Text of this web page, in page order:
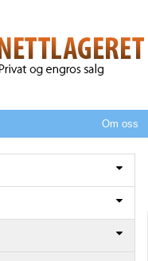
Om oss